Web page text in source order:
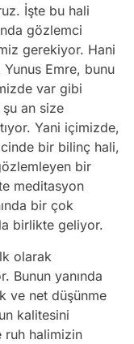
İşte bu hali
gözlemci
gerekiyor. Hani
Emre, bunu
var gibi
an size
Yani içimizde,
bir bilinç hali,
bir
meditasyon
bir çok
birlikte geliyor.
olarak
Bunun yanında
ve net düşünme
kalitesini
ruh halimizin